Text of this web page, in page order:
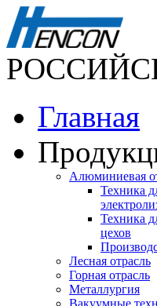
Главная
Алюминиевая
Техника
Техника
цехов
Лесная отрасль
Горная отрасль
Металлургия
Вакуумные